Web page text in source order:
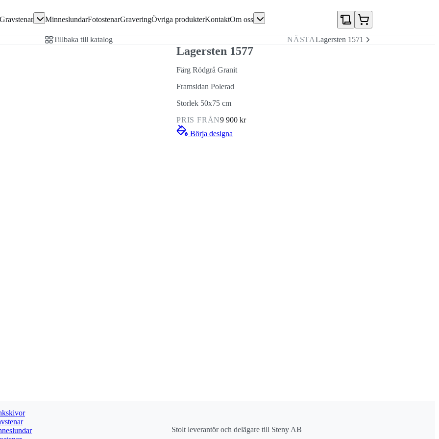
Gravstenar MinneslundarFotostenarGraveringÖvriga produkterKontaktOm oss
Tillbaka till katalog NÄSTALagersten 1571
Lagersten 1577
Färg Rödgrå Granit
Framsidan Polerad
Storlek 50x75 cm
PRIS FRÅN9 900 kr
Börja designa
Stolt leverantör och delägare till Steny AB